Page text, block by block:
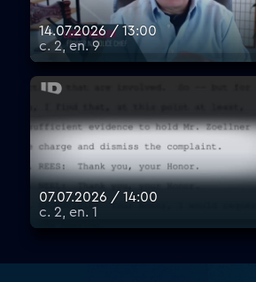
14.07.2026 / 13:00
с. 2, еп. 9
07.07.2026 / 14:00
с. 2, еп. 1